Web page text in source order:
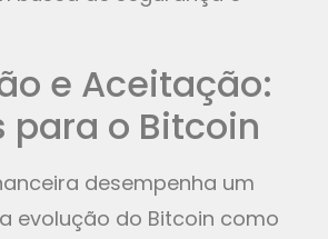
e Aceitação:
para o Bitcoin
desempenha um
evolução do Bitcoin como